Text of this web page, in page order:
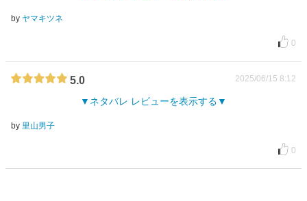
by ヤマキツネ
0
5.0 2025/06/15 8:12
ネタバレ レビューを表示する
by 里山男子
0